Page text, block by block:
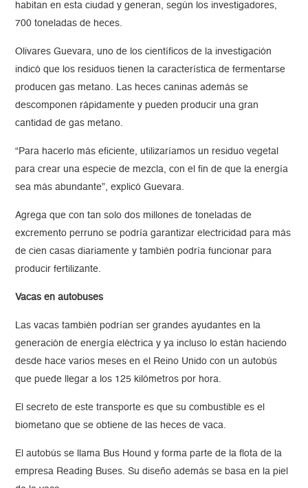
habitan en esta ciudad y generan, según los investigadores,
700 toneladas de heces.
Olivares Guevara, uno de los científicos de la investigación
indicó que los residuos tienen la característica de fermentarse
producen gas metano. Las heces caninas además se
descomponen rápidamente y pueden producir una gran
cantidad de gas metano.
“Para hacerlo más eficiente, utilizaríamos un residuo vegetal
para crear una especie de mezcla, con el fin de que la energía
sea más abundante”, explicó Guevara.
Agrega que con tan solo dos millones de toneladas de
excremento perruno se podría garantizar electricidad para más
de cien casas diariamente y también podría funcionar para
producir fertilizante.
Vacas en autobuses
Las vacas también podrían ser grandes ayudantes en la
generación de energía eléctrica y ya incluso lo están haciendo
desde hace varios meses en el Reino Unido con un autobús
que puede llegar a los 125 kilómetros por hora.
El secreto de este transporte es que su combustible es el
biometano que se obtiene de las heces de vaca.
El autobús se llama Bus Hound y forma parte de la flota de la
empresa Reading Buses. Su diseño además se basa en la piel